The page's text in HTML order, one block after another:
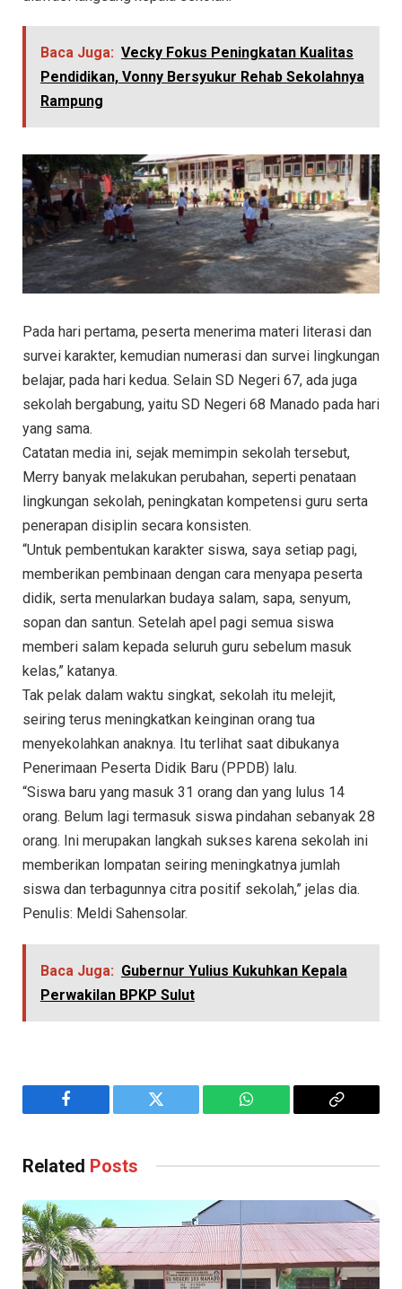
Baca Juga: Vecky Fokus Peningkatan Kualitas
Pendidikan, Vonny Bersyukur Rehab Sekolahnya
Rampung
Pada hari pertama, peserta menerima materi literasi dan
survei karakter, kemudian numerasi dan survei lingkungan
belajar, pada hari kedua. Selain SD Negeri 67, ada juga
sekolah bergabung, yaitu SD Negeri 68 Manado pada hari
yang sama.
Catatan media ini, sejak memimpin sekolah tersebut,
Merry banyak melakukan perubahan, seperti penataan
lingkungan sekolah, peningkatan kompetensi guru serta
penerapan disiplin secara konsisten.
“Untuk pembentukan karakter siswa, saya setiap pagi,
memberikan pembinaan dengan cara menyapa peserta
didik, serta menularkan budaya salam, sapa, senyum,
sopan dan santun. Setelah apel pagi semua siswa
memberi salam kepada seluruh guru sebelum masuk
kelas,” katanya.
Tak pelak dalam waktu singkat, sekolah itu melejit,
seiring terus meningkatkan keinginan orang tua
menyekolahkan anaknya. Itu terlihat saat dibukanya
Penerimaan Peserta Didik Baru (PPDB) lalu.
“Siswa baru yang masuk 31 orang dan yang lulus 14
orang. Belum lagi termasuk siswa pindahan sebanyak 28
orang. Ini merupakan langkah sukses karena sekolah ini
memberikan lompatan seiring meningkatnya jumlah
siswa dan terbagunnya citra positif sekolah,” jelas dia.
Penulis: Meldi Sahensolar.
Baca Juga: Gubernur Yulius Kukuhkan Kepala
Perwakilan BPKP Sulut
Facebook Twitter WhatsApp
Copy
Related Posts